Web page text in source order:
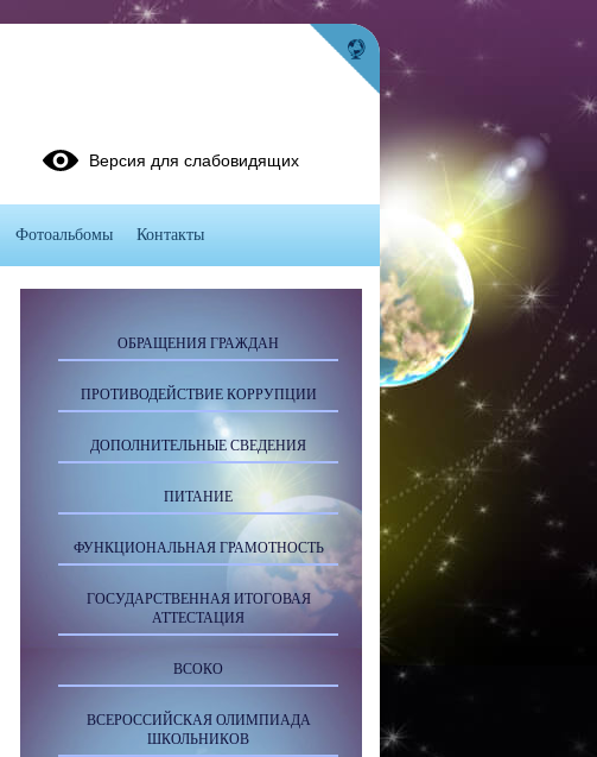
ОБРАЩЕНИЯ ГРАЖДАН
ПРОТИВОДЕЙСТВИЕ КОРРУПЦИИ
ДОПОЛНИТЕЛЬНЫЕ СВЕДЕНИЯ
ПИТАНИЕ
ФУНКЦИОНАЛЬНАЯ ГРАМОТНОСТЬ
ГОСУДАРСТВЕННАЯ ИТОГОВАЯ
АТТЕСТАЦИЯ
ВСОКО
ВСЕРОССИЙСКАЯ ОЛИМПИАДА
ШКОЛЬНИКОВ
Версия для слабовидящих
Фотоальбомы Контакты